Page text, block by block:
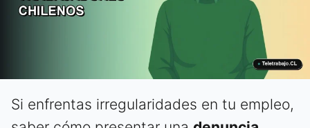
Si enfrentas irregularidades en tu empleo,